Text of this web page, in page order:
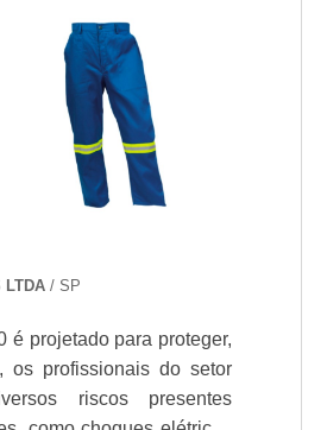
elétrico para evitar
do materialO
ferramenta de
LTDA / SP
é projetado para proteger,
os profissionais do setor
riscos presentes